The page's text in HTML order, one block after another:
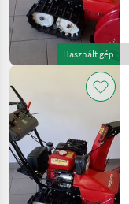
Használt gép